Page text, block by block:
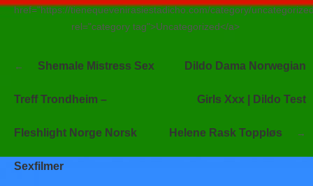
href="https://tienequevenirasiestadicho.com/category/
rel="category tag">Uncategorized</a>
de
Shemale Mistress Sex
Treff Trondheim –
Fleshlight Norge Norsk
Sexfilmer
Dildo Dama Norwegian
Girls Xxx | Dildo Test
Helene Rask Toppløs